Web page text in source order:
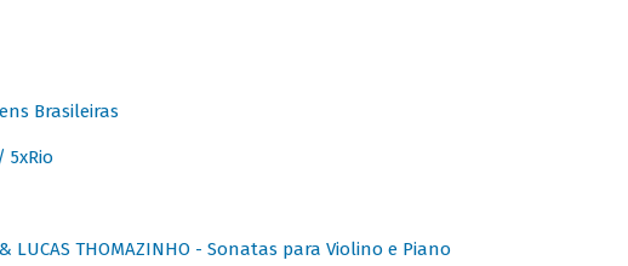
Brasileiras
5xRio
LUCAS THOMAZINHO - Sonatas para Violino e Piano